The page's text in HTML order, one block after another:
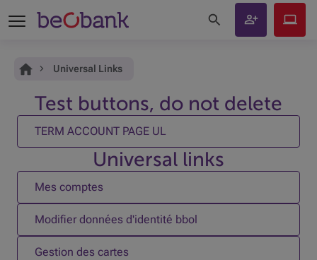
Vous êtes ici:
Accueil Universal Links
Test buttons, do not delete
TERM ACCOUNT PAGE UL
Universal links
Mes comptes
Modifier données d'identité bbol
Gestion des cartes